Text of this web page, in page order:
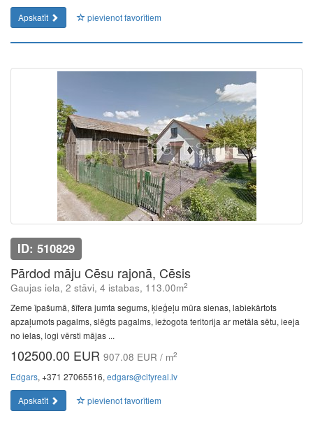
Apskatīt
pievienot favorītiem
ID: 510829
Pārdod māju Cēsu rajonā, Cēsis
Gaujas iela, 2 stāvi, 4 istabas, 113.00m2
Zeme īpašumā, šīfera jumta segums, ķieģeļu mūra sienas, labiekārtots
apzaļumots pagalms, slēgts pagalms, iežogota teritorija ar metāla sētu, ieeja
no ielas, logi vērsti mājas ...
102500.00 EUR 907.08 EUR / m2
Edgars, +371 27065516, edgars@cityreal.lv
Apskatīt
pievienot favorītiem